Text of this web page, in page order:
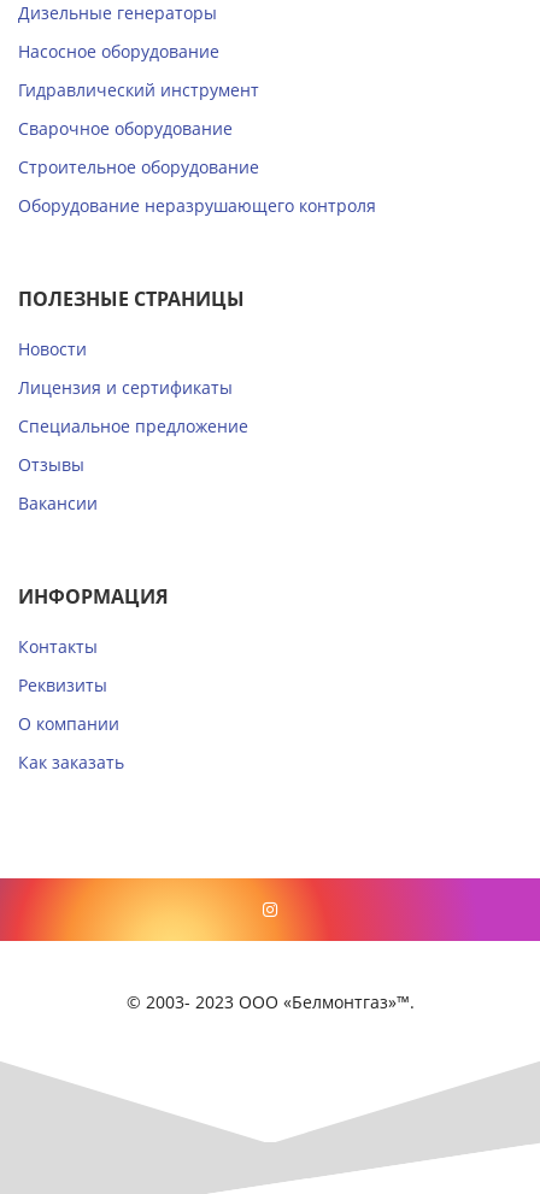
Дизельные генераторы
Насосное оборудование
Гидравлический инструмент
Сварочное оборудование
Строительное оборудование
Оборудование неразрушающего контроля
ПОЛЕЗНЫЕ СТРАНИЦЫ
Новости
Лицензия и сертификаты
Специальное предложение
Отзывы
Вакансии
ИНФОРМАЦИЯ
Контакты
Реквизиты
О компании
Как заказать
© 2003- 2023 ООО «Белмонтгаз»™.